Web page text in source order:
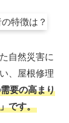
自然災害に
、屋根修理
要の高まり
です。